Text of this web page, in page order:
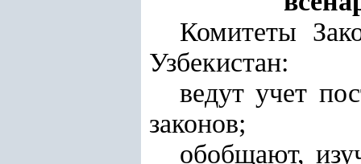
Комитеты
Узбекистан:
ведут учет
законов;
обобщают,